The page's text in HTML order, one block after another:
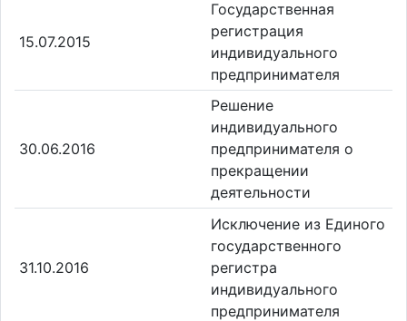
15.07.2015
Государственная
регистрация
индивидуального
предпринимателя
30.06.2016
Решение
индивидуального
предпринимателя о
прекращении
деятельности
31.10.2016
Исключение из Единого
государственного
регистра
индивидуального
предпринимателя